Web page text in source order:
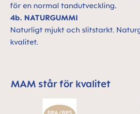
för en normal tandutveckling.
4b. NATURGUMMI
Naturligt mjukt och slitstarkt.
kvalitet.
Skip MAM Means Quality Icon Bar
MAM står för kvalitet